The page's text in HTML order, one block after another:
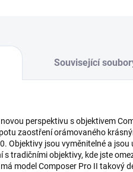
Související
perspektivu s objektivem
zaostření orámovaného
Objektivy jsou vyměnitelné a
s tradičními objektivy, kde jste
model Composer Pro II takový